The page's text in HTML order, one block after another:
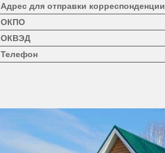
Адрес для отправки корреспонденции
ОКПО
ОКВЭД
Телефон